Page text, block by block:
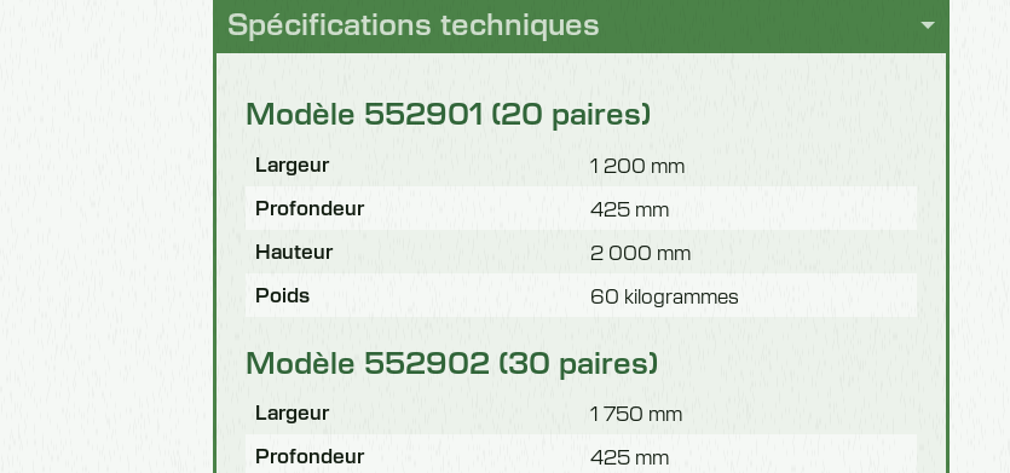
Spécifications techniques
Modèle 552901 (20 paires)
Largeur 1 200 mm
Profondeur 425 mm
Hauteur 2 000 mm
Poids 60 kilogrammes
Modèle 552902 (30 paires)
Largeur 1 750 mm
Profondeur 425 mm